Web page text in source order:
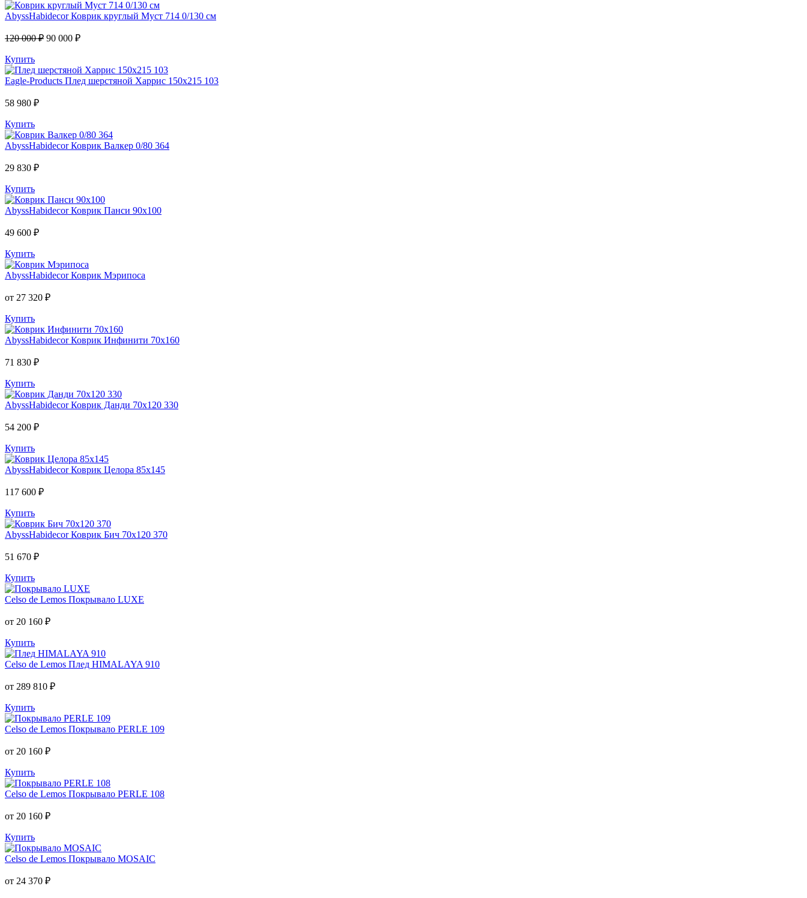
AbyssHabidecor Коврик круглый Муст 714 0/130 см
120 000 ₽ 90 000 ₽
Купить
Eagle-Products Плед шерстяной Харрис 150х215 103
58 980 ₽
Купить
AbyssHabidecor Коврик Валкер 0/80 364
29 830 ₽
Купить
AbyssHabidecor Коврик Панси 90х100
49 600 ₽
Купить
AbyssHabidecor Коврик Мэрипоса
от 27 320 ₽
Купить
AbyssHabidecor Коврик Инфинити 70х160
71 830 ₽
Купить
AbyssHabidecor Коврик Данди 70х120 330
54 200 ₽
Купить
AbyssHabidecor Коврик Целора 85х145
117 600 ₽
Купить
AbyssHabidecor Коврик Бич 70х120 370
51 670 ₽
Купить
Celso de Lemos Покрывало LUXE
от 20 160 ₽
Купить
Celso de Lemos Плед HIMALAYA 910
от 289 810 ₽
Купить
Celso de Lemos Покрывало PERLE 109
от 20 160 ₽
Купить
Celso de Lemos Покрывало PERLE 108
от 20 160 ₽
Купить
Celso de Lemos Покрывало MOSAIC
от 24 370 ₽